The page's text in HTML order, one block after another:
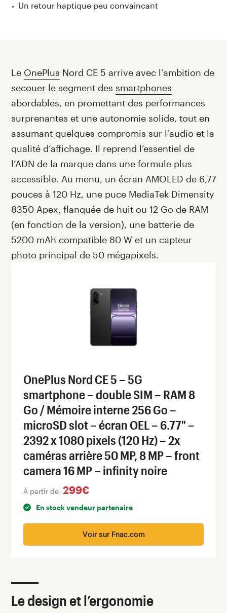
Un retour haptique peu convaincant
Introduction
Le OnePlus Nord CE 5 arrive avec l’ambition de
secouer le segment des smartphones
abordables, en promettant des performances
surprenantes et une autonomie solide, tout en
assumant quelques compromis sur l’audio et la
qualité d’affichage. Il reprend l’essentiel de
l’ADN de la marque dans une formule plus
accessible. Au menu, un écran AMOLED de 6,77
pouces à 120 Hz, une puce MediaTek Dimensity
8350 Apex, flanquée de huit ou 12 Go de RAM
(en fonction de la version), une batterie de
5200 mAh compatible 80 W et un capteur
photo principal de 50 mégapixels.
OnePlus Nord CE 5 – 5G
smartphone – double SIM – RAM 8
Go / Mémoire interne 256 Go –
microSD slot – écran OEL – 6.77″ –
2392 x 1080 pixels (120 Hz) – 2x
caméras arrière 50 MP, 8 MP – front
camera 16 MP – infinity noire
À partir de 299€
En stock vendeur partenaire
Voir sur Fnac.com
Le design et l’ergonomie